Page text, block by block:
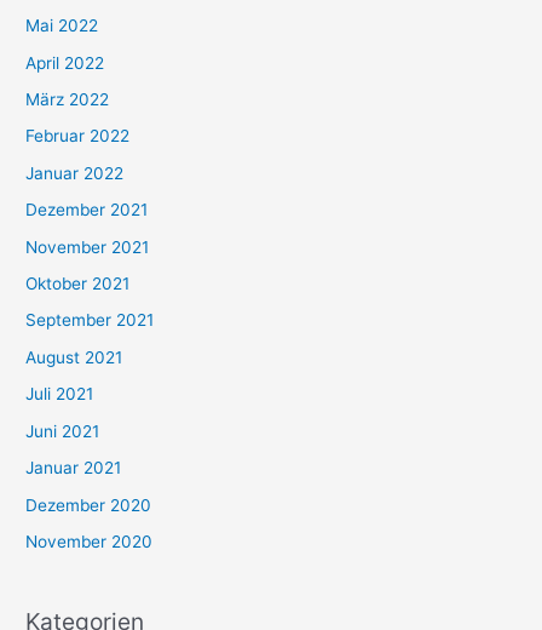
Mai 2022
April 2022
März 2022
Februar 2022
Januar 2022
Dezember 2021
November 2021
Oktober 2021
September 2021
August 2021
Juli 2021
Juni 2021
Januar 2021
Dezember 2020
November 2020
Kategorien